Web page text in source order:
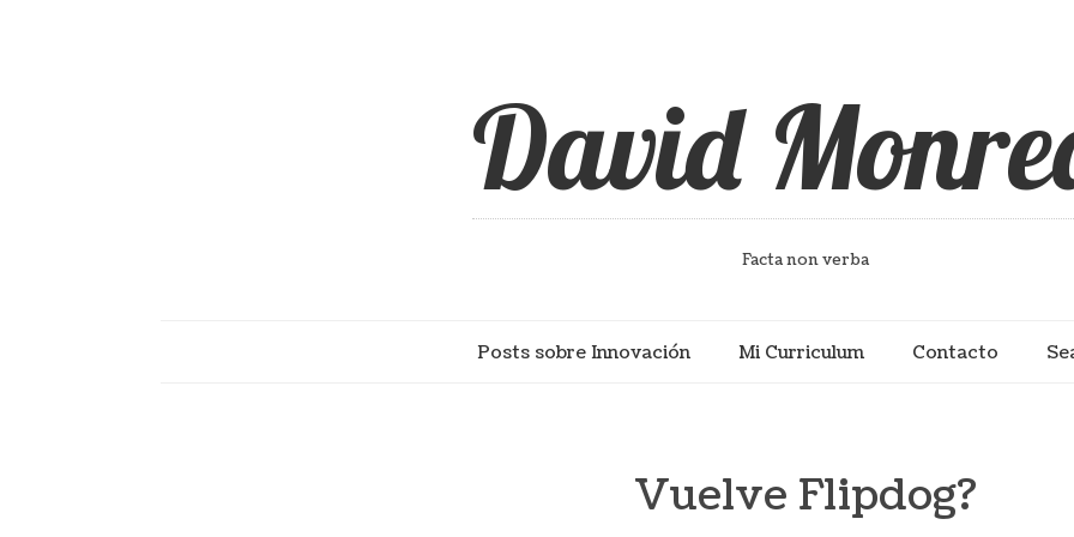
David
Facta non verba
Posts sobre Innovación Mi Curriculum Contacto
Vuelve Flipdog?